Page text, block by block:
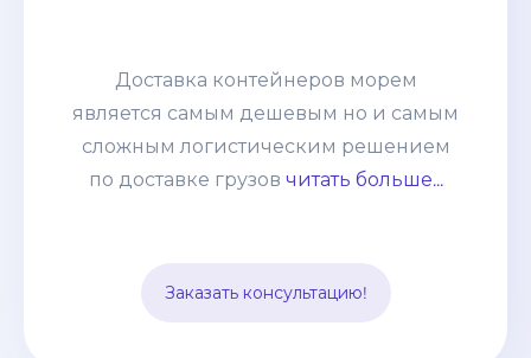
Доставка контейнеров морем
является самым дешевым но и самым
сложным логистическим решением
по доставке грузов читать больше...
Заказать консультацию!
сотрудничая с нашей компанией, Вы
получаете окончательную и
неизменную статью расходов, к тому-
же Вам не нужно быть участником
себя.